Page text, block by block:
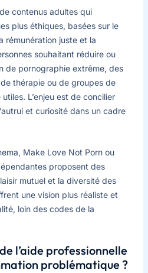
contenus adultes qui
plus éthiques, basées sur le
rémunération juste et la
souhaitant réduire ou
de pornographie extrême, des
thérapie ou de groupes de
L’enjeu est de concilier
et curiosité dans un cadre
Make Love Not Porn ou
proposent des
mutuel et la diversité des
une vision plus réaliste et
loin des codes de la
l’aide professionnelle
problématique ?